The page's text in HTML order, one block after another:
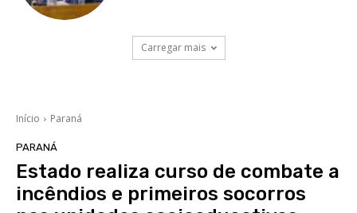
Carregar mais